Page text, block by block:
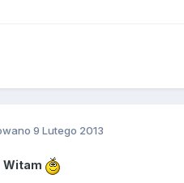
9 Lutego 2013
Witam